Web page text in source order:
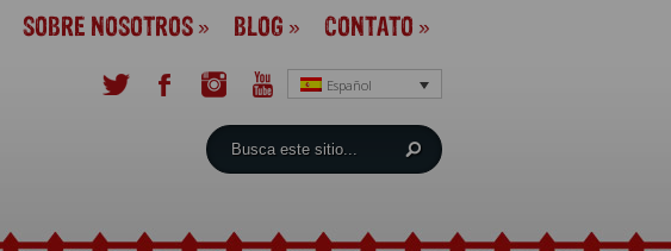
Español
SOBRE NOSOTROS » BLOG » CONTATO »